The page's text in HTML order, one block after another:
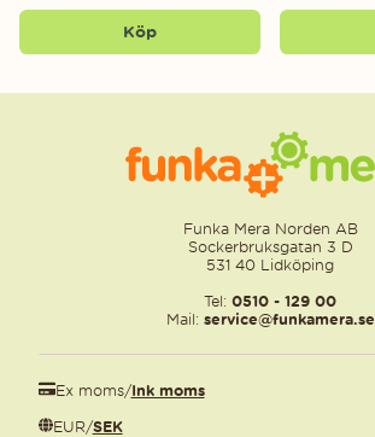
Köp
Funka Mera Norden AB
Sockerbruksgatan 3 D
531 40 Lidköping
Tel: 0510 - 129 00
Mail: service@funkamera.se
Ex moms/Ink moms
EUR/SEK